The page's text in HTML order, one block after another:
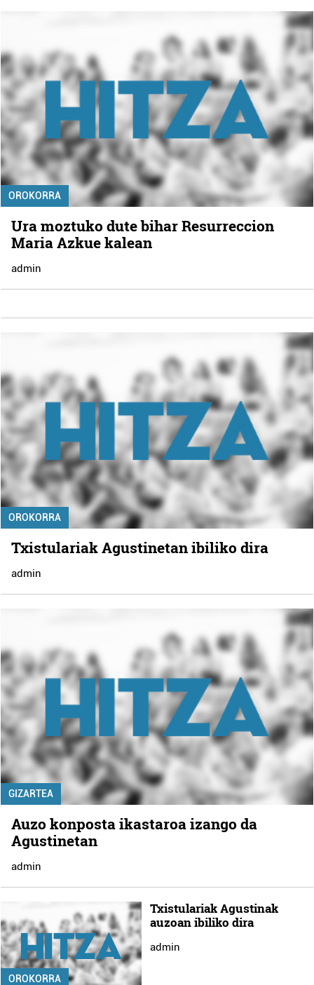
OROKORRA
Ura moztuko dute bihar Resurreccion
Maria Azkue kalean
admin
OROKORRA
Txistulariak Agustinetan ibiliko dira
admin
GIZARTEA
Auzo konposta ikastaroa izango da
Agustinetan
admin
OROKORRA
Txistulariak Agustinak
auzoan ibiliko dira
admin